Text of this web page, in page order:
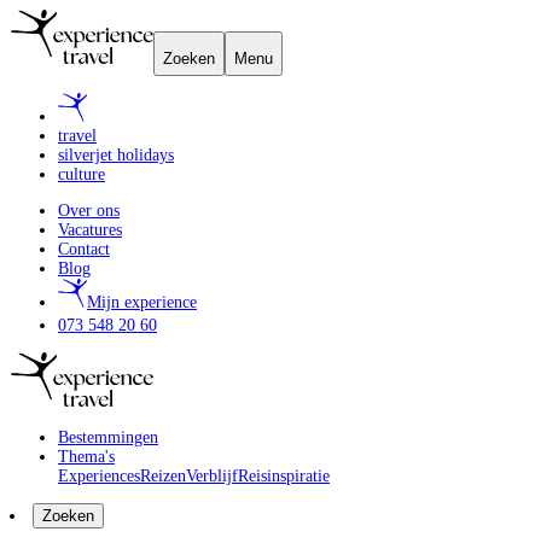
Zoeken Menu
travel
silverjet holidays
culture
Over ons
Vacatures
Contact
Blog
Mijn experience
073 548 20 60
Bestemmingen
Thema's
ExperiencesReizenVerblijfReisinspiratie
Zoeken